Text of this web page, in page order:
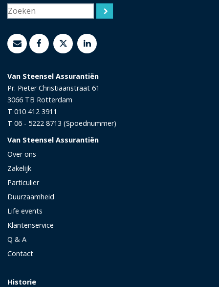
Van Steensel Assurantiën
Pr. Pieter Christiaanstraat 61
3066 TB Rotterdam
T 010 412 3911
T 06 - 5222 8713 (Spoednummer)
Van Steensel Assurantiën
Over ons
Zakelijk
Particulier
Duurzaamheid
Life events
Klantenservice
Q & A
Contact
Historie